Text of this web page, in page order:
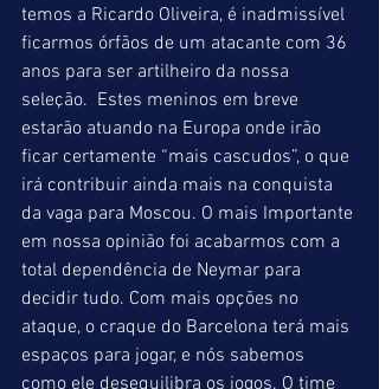
temos a Ricardo Oliveira, é inadmissível
ficarmos órfãos de um atacante com 36
anos para ser artilheiro da nossa
seleção.  Estes meninos em breve
estarão atuando na Europa onde irão
ficar certamente “mais cascudos”, o que
irá contribuir ainda mais na conquista
da vaga para Moscou. O mais Importante
em nossa opinião foi acabarmos com a
total dependência de Neymar para
decidir tudo. Com mais opções no
ataque, o craque do Barcelona terá mais
espaços para jogar, e nós sabemos
como ele desequilibra os jogos. O time